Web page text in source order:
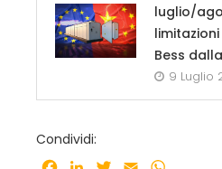
luglio/
Bess
9 Luglio
Condividi: